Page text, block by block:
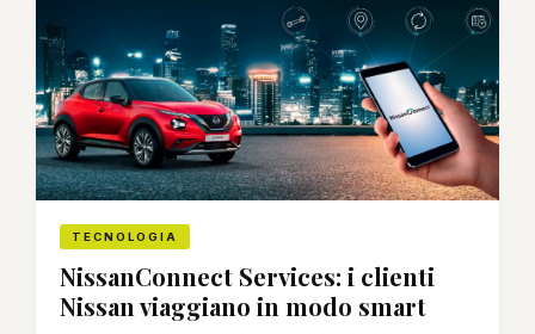
TECNOLOGIA
NissanConnect Services: i clienti
Nissan viaggiano in modo smart